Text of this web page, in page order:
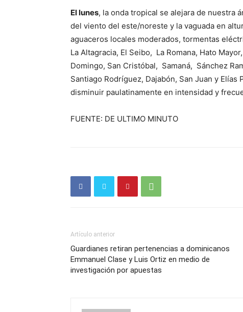
El lunes, la onda tropical se alejara de nuestra
del viento del este/noreste y la vaguada en
aguaceros locales moderados, tormentas
La Altagracia, El Seibo, La Romana, Hato
Domingo, San Cristóbal, Samaná, Sánchez
Santiago Rodríguez, Dajabón, San Juan y
disminuir paulatinamente en intensidad y
FUENTE: DE ULTIMO MINUTO
Artículo anterior
Guardianes retiran pertenencias a dominicanos
Emmanuel Clase y Luis Ortiz en medio de
investigación por apuestas